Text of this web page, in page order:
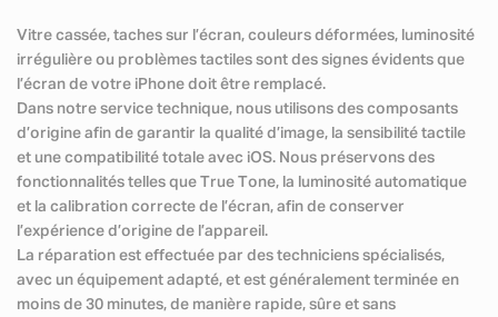
Vitre cassée, taches sur l’écran, couleurs déformées, luminosité
irrégulière ou problèmes tactiles sont des signes évidents que
l’écran de votre iPhone doit être remplacé.
Dans notre service technique, nous utilisons des composants
d’origine afin de garantir la qualité d’image, la sensibilité tactile
et une compatibilité totale avec iOS. Nous préservons des
fonctionnalités telles que True Tone, la luminosité automatique
et la calibration correcte de l’écran, afin de conserver
l’expérience d’origine de l’appareil.
La réparation est effectuée par des techniciens spécialisés,
avec un équipement adapté, et est généralement terminée en
moins de 30 minutes, de manière rapide, sûre et sans